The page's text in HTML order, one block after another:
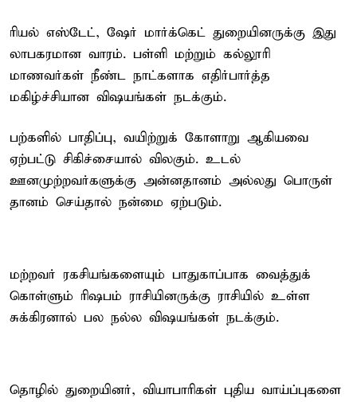
ரியல் எஸ்டேட், ஷேர் மார்க்கெட் துறையினருக்கு இது
லாபகரமான வாரம். பள்ளி மற்றும் கல்லூரி
மாணவர்கள் நீண்ட நாட்களாக எதிர்பார்த்த
மகிழ்ச்சியான விஷயங்கள் நடக்கும்.
பற்களில் பாதிப்பு, வயிற்றுக் கோளாறு ஆகியவை
ஏற்பட்டு சிகிச்சையால் விலகும். உடல்
ஊனமுற்றவர்களுக்கு அன்னதானம் அல்லது பொருள்
தானம் செய்தால் நன்மை ஏற்படும்.
மற்றவர் ரகசியங்களையும் பாதுகாப்பாக வைத்துக்
கொள்ளும் ரிஷபம் ராசியினருக்கு ராசியில் உள்ள
சுக்கிரனால் பல நல்ல விஷயங்கள் நடக்கும்.
தொழில் துறையினர், வியாபாரிகள் புதிய வாய்ப்புகளை